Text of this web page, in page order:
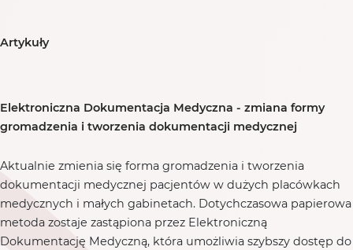
Artykuły
Elektroniczna Dokumentacja Medyczna - zmiana formy
gromadzenia i tworzenia dokumentacji medycznej
Aktualnie zmienia się forma gromadzenia i tworzenia
dokumentacji medycznej pacjentów w dużych placówkach
medycznych i małych gabinetach. Dotychczasowa papierowa
metoda zostaje zastąpiona przez Elektroniczną
Dokumentację Medyczną, która umożliwia szybszy dostęp do